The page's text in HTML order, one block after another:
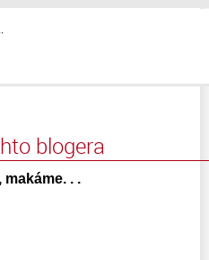
blogera
makáme. . .